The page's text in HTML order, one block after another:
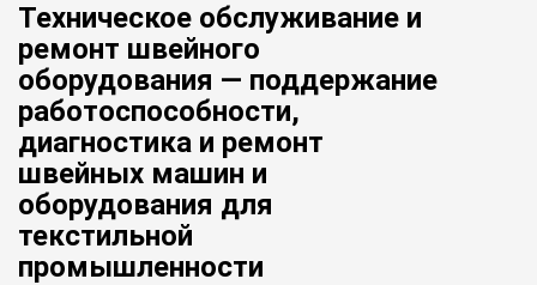
Техническое обслуживание и
ремонт швейного
оборудования — поддержание
работоспособности,
диагностика и ремонт
швейных машин и
оборудования для
текстильной
промышленности